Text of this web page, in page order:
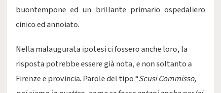
buontempone ed un brillante primario ospedaliero
cinico ed annoiato.
Nella malaugurata ipotesi ci fossero anche loro, la
risposta potrebbe essere già nota, e non soltanto a
Firenze e provincia. Parole del tipo “Scusi Commisso,